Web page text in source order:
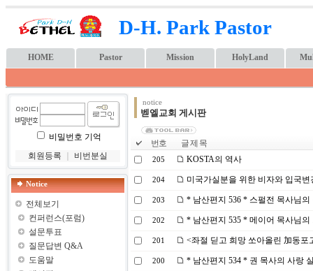
D-H. Park Pastor
HOME Pastor Mission HolyLand
비밀번호 기억
회원등록
비번분실
Notice
전체보기
컨퍼런스(포럼)
설문투표
질문답변 Q&A
도움말
notice
벧엘교회 게시판
번호 글 제 목
205 KOSTA의 역사
204 미국가실분을 위한 비자와 입국
203 * 남산편지 536 * 스펄전 목사님의
202 * 남산편지 535 * 메이어 목사님의
201 <좌절 딛고 희망 쏘아올린 加동포
200 * 남산편지 534 * 권 목사의 사랑